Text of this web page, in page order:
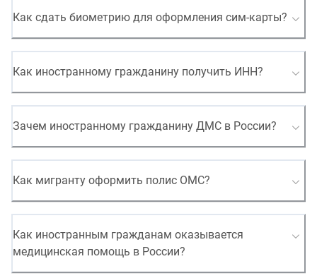
Как сдать биометрию для оформления сим-карты?
Как иностранному гражданину получить ИНН?
Зачем иностранному гражданину ДМС в России?
Как мигранту оформить полис ОМС?
Как иностранным гражданам оказывается
медицинская помощь в России?